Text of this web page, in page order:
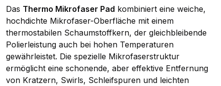
Das Thermo Mikrofaser Pad kombiniert eine weiche,
hochdichte Mikrofaser-Oberfläche mit einem
thermostabilen Schaumstoffkern, der gleichbleibende
Polierleistung auch bei hohen Temperaturen
gewährleistet. Die spezielle Mikrofaserstruktur
ermöglicht eine schonende, aber effektive Entfernung
von Kratzern, Swirls, Schleifspuren und leichten